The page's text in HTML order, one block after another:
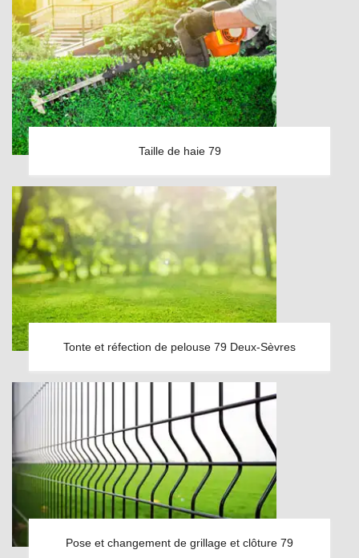
Taille de haie 79
Tonte et réfection de pelouse 79 Deux-Sèvres
Pose et changement de grillage et clôture 79